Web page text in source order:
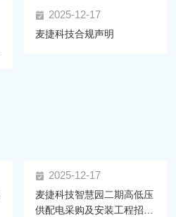
2025-12-17
麦捷科技合规声明
2025-12-17
麦捷科技智慧园二期高低压
供配电采购及安装工程招标